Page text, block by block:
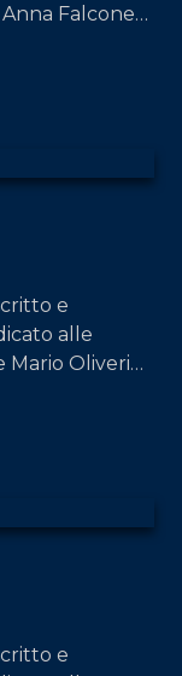
Falcone
e
alle
Mario Oliverio,
e